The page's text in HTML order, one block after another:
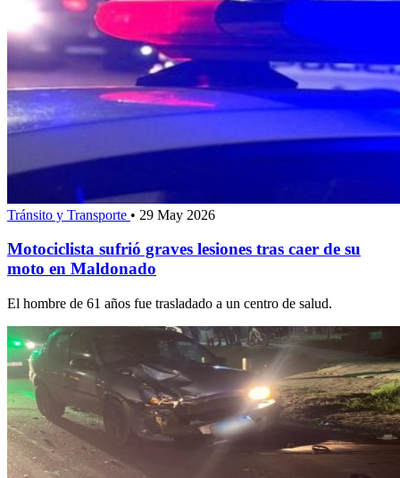
Tránsito y Transporte • 29 May 2026
Motociclista sufrió graves lesiones tras caer de su
moto en Maldonado
El hombre de 61 años fue trasladado a un centro de salud.